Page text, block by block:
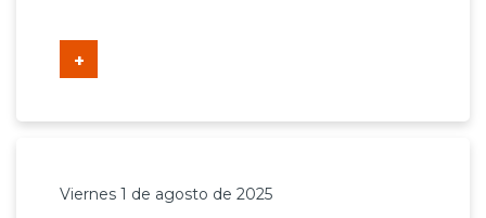
+
Viernes 1 de agosto de 2025